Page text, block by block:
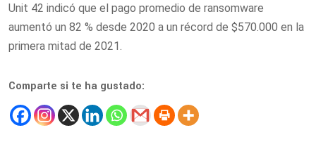
Unit 42 indicó que el pago promedio de ransomware
aumentó un 82 % desde 2020 a un récord de $570.000 en la
primera mitad de 2021.
Comparte si te ha gustado: